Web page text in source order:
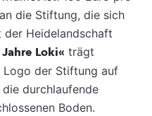
die Stiftung, die sich
der Heidelandschaft
Loki« trägt
der Stiftung auf
durchlaufende
Boden.